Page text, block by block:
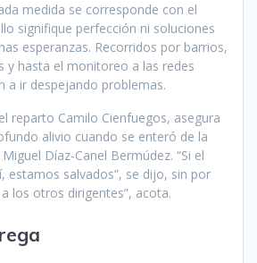
medi­da se corresponde con el
signifique perfec­ción ni soluciones
esperanzas. Recorridos por barrios,
y hasta el monitoreo a las redes
a ir despe­jando problemas.
repar­to Camilo Cienfuegos, asegura
alivio cuando se enteró de la
Díaz-Canel Bermúdez. “Si el
estamos salvados”, se dijo, sin por
los otros dirigentes”, acota.